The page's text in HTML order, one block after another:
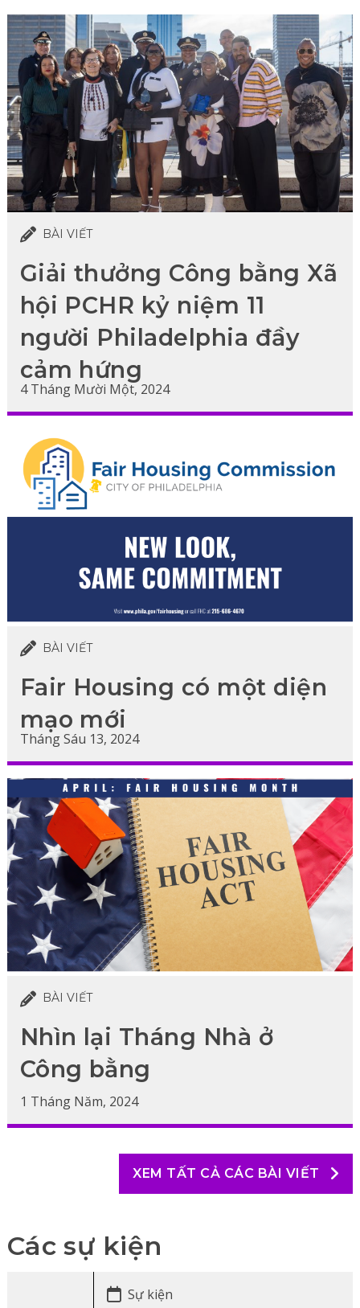
BÀI VIẾT
Giải thưởng Công bằng Xã
hội PCHR kỷ niệm 11
người Philadelphia đầy
cảm hứng
4 Tháng Mười Một, 2024
BÀI VIẾT
Fair Housing có một diện
mạo mới
Tháng Sáu 13, 2024
BÀI VIẾT
Nhìn lại Tháng Nhà ở
Công bằng
1 Tháng Năm, 2024
XEM TẤT CẢ CÁC BÀI VIẾT
Các sự kiện
Sự kiện